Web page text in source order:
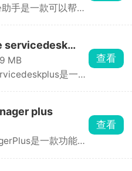
手是一款可以帮助
servicedesk
MB
是一款
查看
plus
是一款功能强
查看